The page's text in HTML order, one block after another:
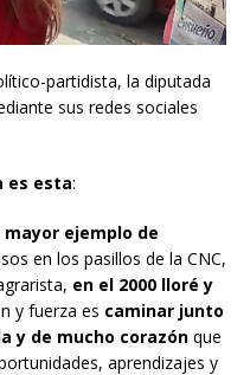
partidista, la diputada
sus redes sociales
es esta:
ejemplo de
en los pasillos de la CNC,
en el 2000 lloré y
y fuerza es caminar junto
y de mucho corazón que
aprendizajes y